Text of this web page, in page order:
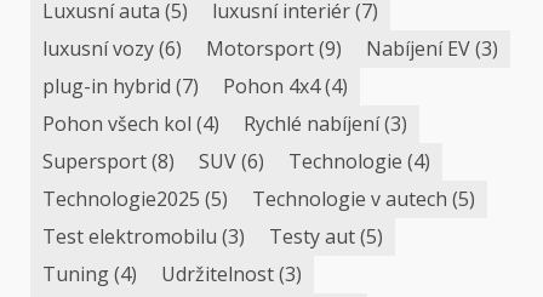
Luxusní auta (5) luxusní interiér(7)
luxusní vozy(6) Motorsport(9) Nabíjení EV(3)
plug-in hybrid (7) Pohon 4x4(4)
Pohon všech kol (4) Rychlé nabíjení(3)
Supersport(8) SUV(6) Technologie (4)
Technologie2025 (5) Technologie v autech (5)
Test elektromobilu (3) Testy aut(5)
Tuning(4) Udržitelnost(3)